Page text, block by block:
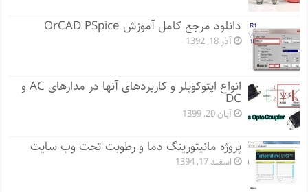
دانلود مرجع کامل آموزش OrCAD PSpice
آذر 18, 1392
انواع اپتوکوپلر و کاربردهای آنها در مدارهای AC و
DC
آبان 20, 1399
پروژه مانيتورينگ دما و رطوبت تحت وب سایت
اسفند 17, 1394